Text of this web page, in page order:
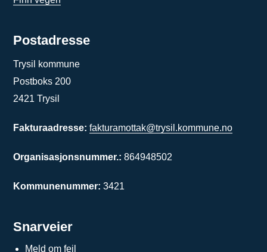
Postadresse
Trysil kommune
Postboks 200
2421 Trysil
Fakturaadresse:fakturamottak@trysil.kommune.no
Organisasjonsnummer.:864948502
Kommunenummer: 3421
Snarveier
Meld om feil